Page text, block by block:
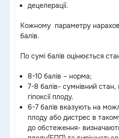
децелерації.
Кожному параметру
балів.
По сумі балів оцінюється
8-10 балів – норма;
7-8 балів- сумнівний стан,
гіпоксії плоду.
6-7 балів вказують на
плоду або дистрес в
до обстеження-